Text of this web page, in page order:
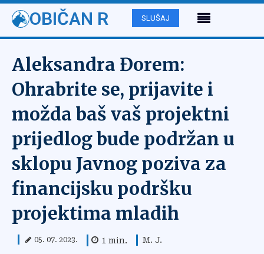
OBIČAN R SLUŠAJ
Aleksandra Đorem:
Ohrabrite se, prijavite i
možda baš vaš projektni
prijedlog bude podržan u
sklopu Javnog poziva za
financijsku podršku
projektima mladih
05. 07. 2023. 1 min. M. J.